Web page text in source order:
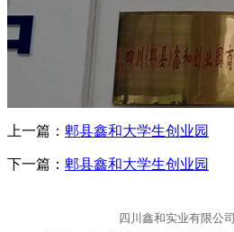
上一篇： 郫县鑫和大学生创业园
下一篇： 郫县鑫和大学生创业园
四川鑫和实业有限公